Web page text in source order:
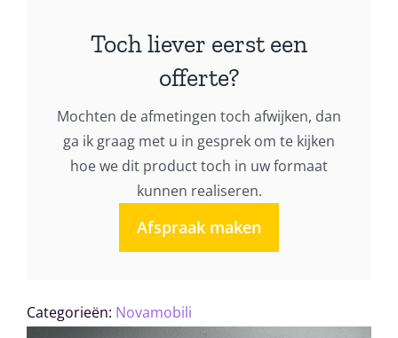
020
Toch liever eerst een
offerte?
Mochten de afmetingen toch afwijken, dan
ga ik graag met u in gesprek om te kijken
hoe we dit product toch in uw formaat
kunnen realiseren.
Afspraak maken
Categorieën: Novamobili